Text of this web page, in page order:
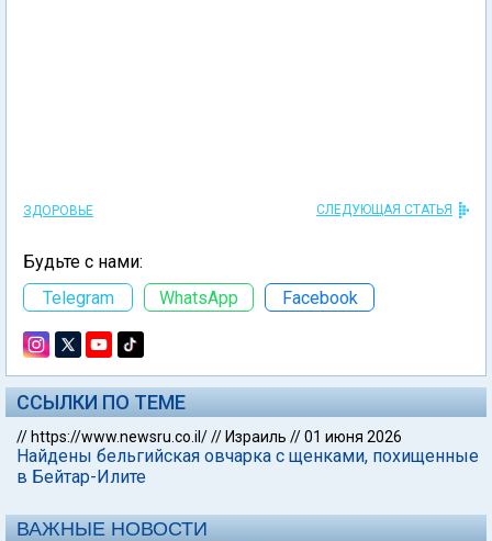
ЗДОРОВЬЕ СЛЕДУЮЩАЯ СТАТЬЯ
Будьте с нами:
Telegram
WhatsApp Facebook
ССЫЛКИ ПО ТЕМЕ
// https://www.newsru.co.il/// Израиль //01 июня 2026
Найдены бельгийская овчарка с щенками, похищенные
в Бейтар-Илите
ВАЖНЫЕ НОВОСТИ